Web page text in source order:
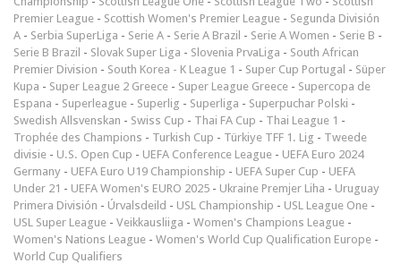
Premier League - Scottish Women's Premier League - Segunda División
A - Serbia SuperLiga - Serie A - Serie A Brazil - Serie A Women - Serie B -
Serie B Brazil - Slovak Super Liga - Slovenia PrvaLiga - South African
Premier Division - South Korea - K League 1 - Super Cup Portugal - Süper
Kupa - Super League 2 Greece - Super League Greece - Supercopa de
Espana - Superleague - Superlig - Superliga - Superpuchar Polski -
Swedish Allsvenskan - Swiss Cup - Thai FA Cup - Thai League 1 -
Trophée des Champions - Turkish Cup - Türkiye TFF 1. Lig - Tweede
divisie - U.S. Open Cup - UEFA Conference League - UEFA Euro 2024
Germany - UEFA Euro U19 Championship - UEFA Super Cup - UEFA
Under 21 - UEFA Women's EURO 2025 - Ukraine Premjer Liha - Uruguay
Primera División - Úrvalsdeild - USL Championship - USL League One -
USL Super League - Veikkausliiga - Women's Champions League -
Women's Nations League - Women's World Cup Qualification Europe -
World Cup Qualifiers